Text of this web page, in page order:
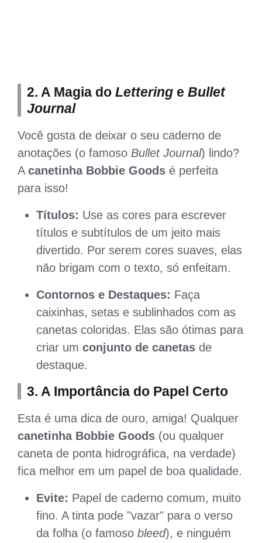
2. A Magia do Lettering e Bullet
Journal
Você gosta de deixar o seu caderno de
anotações (o famoso Bullet Journal) lindo?
A canetinha Bobbie Goods é perfeita
para isso!
Títulos: Use as cores para escrever
títulos e subtítulos de um jeito mais
divertido. Por serem cores suaves, elas
não brigam com o texto, só enfeitam.
Contornos e Destaques: Faça
caixinhas, setas e sublinhados com as
canetas coloridas. Elas são ótimas para
criar um conjunto de canetas de
destaque.
3. A Importância do Papel Certo
Esta é uma dica de ouro, amiga! Qualquer
canetinha Bobbie Goods (ou qualquer
caneta de ponta hidrográfica, na verdade)
fica melhor em um papel de boa qualidade.
Evite: Papel de caderno comum, muito
fino. A tinta pode "vazar" para o verso
da folha (o famoso bleed), e ninguém